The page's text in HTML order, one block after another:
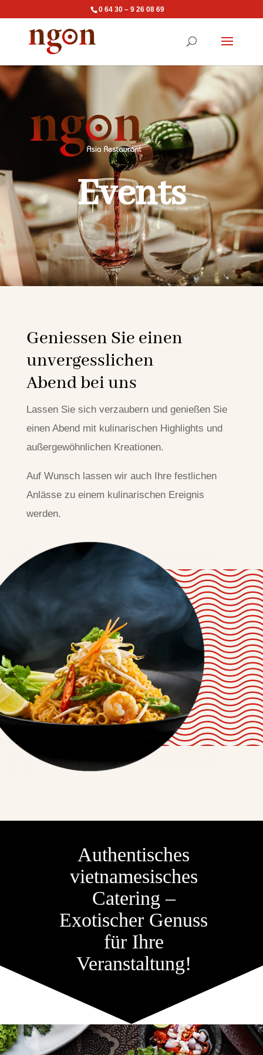
0 64 30 – 9 26 08 69
Events
Geniessen Sie einen
unvergesslichen
Abend bei uns
Lassen Sie sich verzaubern und genießen Sie
einen Abend mit kulinarischen Highlights und
außergewöhnlichen Kreationen.
Auf Wunsch lassen wir auch Ihre festlichen
Anlässe zu einem kulinarischen Ereignis
werden.
Authentisches
vietnamesisches
Catering –
Exotischer Genuss
für Ihre
Veranstaltung!